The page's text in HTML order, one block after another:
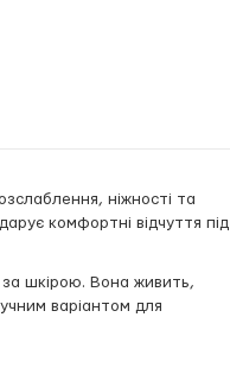
ніжності та
комфортні відчуття під
за шкірою. Вона живить,
варіантом для